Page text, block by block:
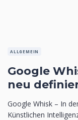
ALLGEMEIN
Google
neu
Google Whisk – In
Künstlichen